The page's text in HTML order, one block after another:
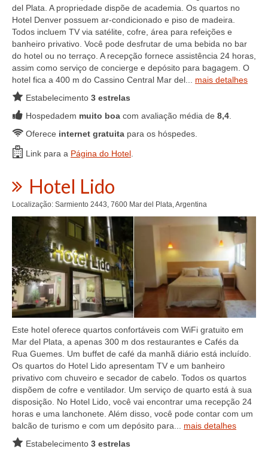
del Plata. A propriedade dispõe de academia. Os quartos no
Hotel Denver possuem ar-condicionado e piso de madeira.
Todos incluem TV via satélite, cofre, área para refeições e
banheiro privativo. Você pode desfrutar de uma bebida no bar
do hotel ou no terraço. A recepção fornece assistência 24 horas,
assim como serviço de concierge e depósito para bagagem. O
hotel fica a 400 m do Cassino Central Mar del... mais detalhes
Estabelecimento 3 estrelas
Hospedadem muito boa com avaliação média de 8,4.
Oferece internet gratuita para os hóspedes.
Link para a Página do Hotel.
Hotel Lido
Localização: Sarmiento 2443, 7600 Mar del Plata, Argentina
Este hotel oferece quartos confortáveis ​​com WiFi gratuito em
Mar del Plata, a apenas 300 m dos restaurantes e Cafés da
Rua Guemes. Um buffet de café da manhã diário está incluído.
Os quartos do Hotel Lido apresentam TV e um banheiro
privativo com chuveiro e secador de cabelo. Todos os quartos
dispõem de cofre e ventilador. Um serviço de quarto está à sua
disposição. No Hotel Lido, você vai encontrar uma recepção 24
horas e uma lanchonete. Além disso, você pode contar com um
balcão de turismo e com um depósito para... mais detalhes
Estabelecimento 3 estrelas